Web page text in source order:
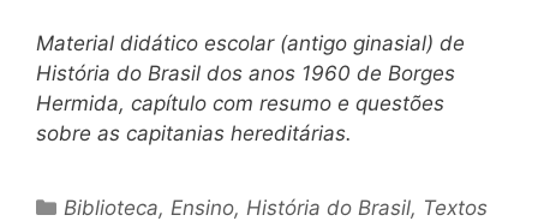
Material didático escolar (antigo ginasial) de
História do Brasil dos anos 1960 de Borges
Hermida, capítulo com resumo e questões
sobre as capitanias hereditárias.
Categorias
Biblioteca, Ensino, História do Brasil, Textos